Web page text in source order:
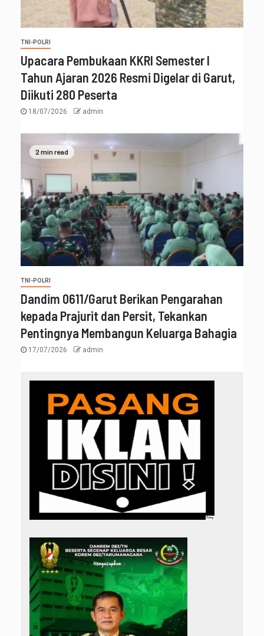
TNI-POLRI
Upacara Pembukaan KKRI Semester I
Tahun Ajaran 2026 Resmi Digelar di Garut,
Diikuti 280 Peserta
18/07/2026 admin
2 min read
TNI-POLRI
‎Dandim 0611/Garut Berikan Pengarahan
kepada Prajurit dan Persit, Tekankan
Pentingnya Membangun Keluarga Bahagia
17/07/2026 admin